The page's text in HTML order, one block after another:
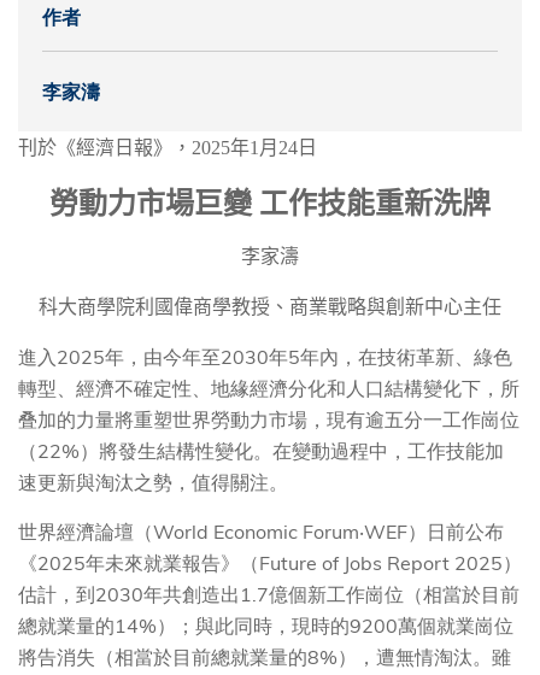
作者
李家濤
刊於《經濟日報》， 2025年1 月 24 日
勞動力市場巨變 工作技能重新洗牌
李家濤
科大商學院利國偉商學教授、商業戰略與創新中心主任
進入2025年，由今年至2030年5年內，在技術革新、綠色
轉型、經濟不確定性、地緣經濟分化和人口結構變化下，所
叠加的力量將重塑世界勞動力市場，現有逾五分一工作崗位
（22%）將發生結構性變化。在變動過程中，工作技能加
速更新與淘汰之勢，值得關注。
世界經濟論壇（World Economic Forum‧WEF）日前公布
《2025年未來就業報告》（Future of Jobs Report 2025）
估計，到2030年共創造出1.7億個新工作崗位（相當於目前
總就業量的14%）；與此同時，現時的9200萬個就業崗位
將告消失（相當於目前總就業量的8%），遭無情淘汰。雖